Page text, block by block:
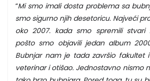
“Mi smo imali dosta problema sa
smo sigurno njih desetoricu. Najveći
oko 2007. kada smo spremili stvari
pošto smo objavili jedan album
Bubnjar nam je tada završio fakultet
veterinar i otišao. Jednostavno nismo